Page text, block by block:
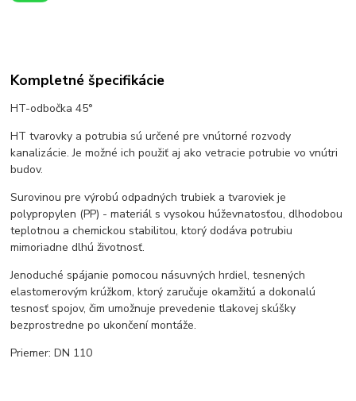
Kompletné špecifikácie
HT-odbočka 45°
HT tvarovky a potrubia sú určené pre vnútorné rozvody
kanalizácie. Je možné ich použiť aj ako vetracie potrubie vo vnútri
budov.
Surovinou pre výrobú odpadných trubiek a tvaroviek je
polypropylen (PP) - materiál s vysokou húževnatosťou, dlhodobou
teplotnou a chemickou stabilitou, ktorý dodáva potrubiu
mimoriadne dlhú životnosť.
Jenoduché spájanie pomocou násuvných hrdiel, tesnených
elastomerovým krúžkom, ktorý zaručuje okamžitú a dokonalú
tesnosť spojov, čim umožnuje prevedenie tlakovej skúšky
bezprostredne po ukončení montáže.
Priemer: DN 110